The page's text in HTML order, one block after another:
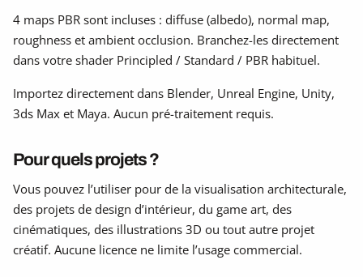
4 maps PBR sont incluses : diffuse (albedo), normal map,
roughness et ambient occlusion. Branchez-les directement
dans votre shader Principled / Standard / PBR habituel.
Importez directement dans Blender, Unreal Engine, Unity,
3ds Max et Maya. Aucun pré-traitement requis.
Pour quels projets ?
Vous pouvez l’utiliser pour de la visualisation architecturale,
des projets de design d’intérieur, du game art, des
cinématiques, des illustrations 3D ou tout autre projet
créatif. Aucune licence ne limite l’usage commercial.